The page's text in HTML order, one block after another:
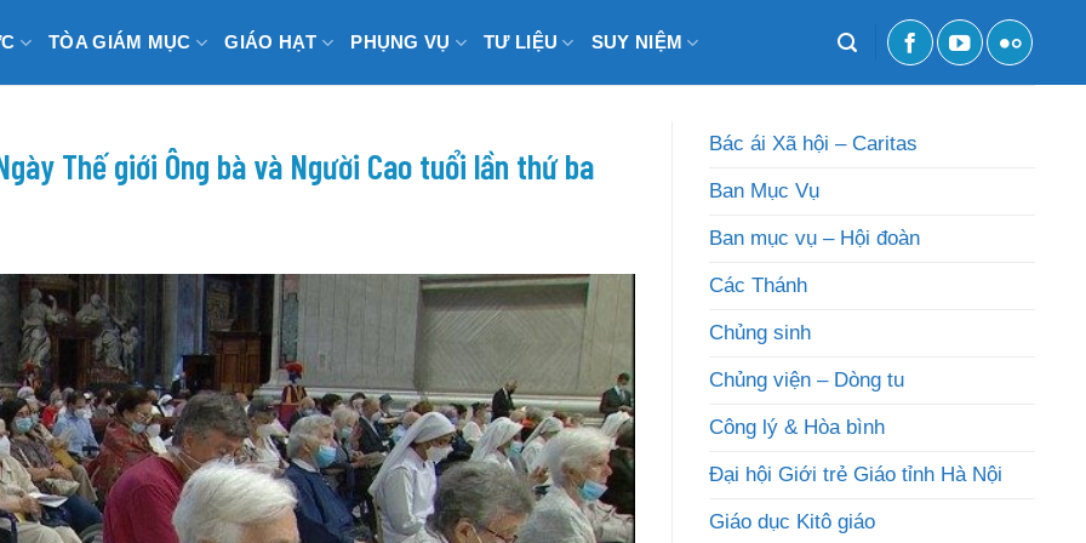
TÒA GIÁM MỤC GIÁO HẠT PHỤNG VỤ TƯ LIỆU SUY NIỆM
Thế giới Ông bà và Người Cao tuổi lần thứ ba
Bác ái Xã hội – Caritas
Ban Mục Vụ
Ban mục vụ – Hội đoàn
Các Thánh
Chủng sinh
Chủng viện – Dòng tu
Công lý & Hòa bình
Đại hội Giới trẻ Giáo tỉnh Hà Nội
Giáo dục Kitô giáo